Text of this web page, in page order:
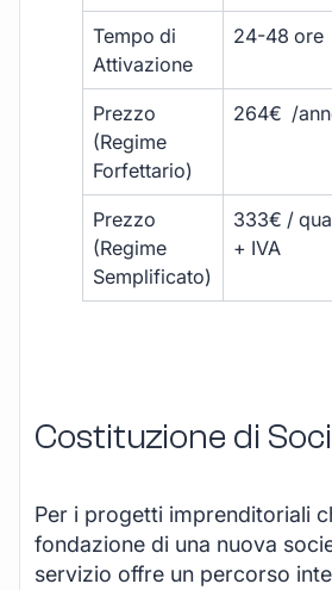
Tempo di
Attivazione
24-48 ore
Prezzo
(Regime
Forfettario)
264€ /
Prezzo
(Regime
Semplificato)
333€ /
+ IVA
Costituzione di
Per i progetti imprenditoriali
fondazione di una nuova
servizio offre un percorso